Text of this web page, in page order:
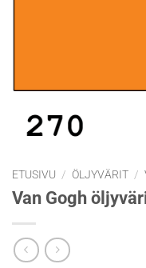
ETUSIVU / ÖLJYVÄRIT /
Van Gogh